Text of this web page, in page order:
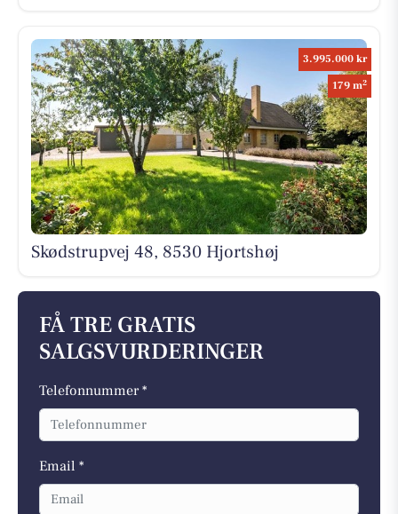
3.995.000 kr
179 m2
Skødstrupvej 48, 8530 Hjortshøj
FÅ TRE GRATIS
SALGSVURDERINGER
Telefonnummer *
Email *